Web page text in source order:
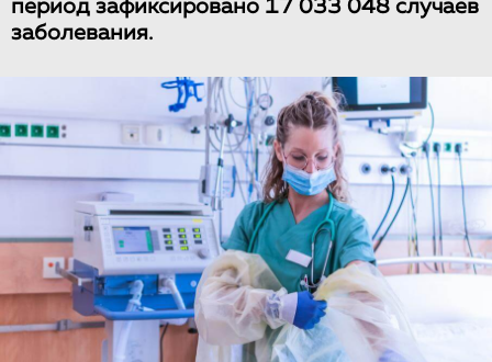
период зафиксировано 17 033 048 случаев
заболевания.